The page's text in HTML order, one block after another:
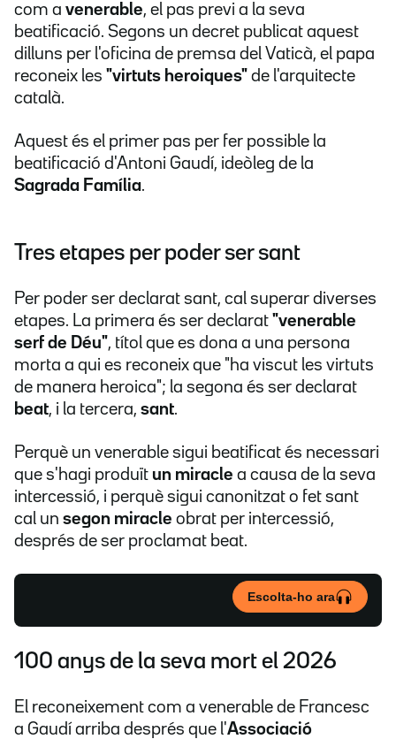
com a venerable, el pas previ a la seva
beatificació. Segons un decret publicat aquest
dilluns per l'oficina de premsa del Vaticà, el papa
reconeix les "virtuts heroiques" de l'arquitecte
català.
Aquest és el primer pas per fer possible la
beatificació d'Antoni Gaudí, ideòleg de la
Sagrada Família.
Tres etapes per poder ser sant
Per poder ser declarat sant, cal superar diverses
etapes. La primera és ser declarat "venerable
serf de Déu", títol que es dona a una persona
morta a qui es reconeix que "ha viscut les virtuts
de manera heroica"; la segona és ser declarat
beat, i la tercera, sant.
Perquè un venerable sigui beatificat és necessari
que s'hagi produït un miracle a causa de la seva
intercessió, i perquè sigui canonitzat o fet sant
cal un segon miracle obrat per intercessió,
després de ser proclamat beat.
Escolta-ho ara
100 anys de la seva mort el 2026
El reconeixement com a venerable de Francesc
a Gaudí arriba després que l'Associació